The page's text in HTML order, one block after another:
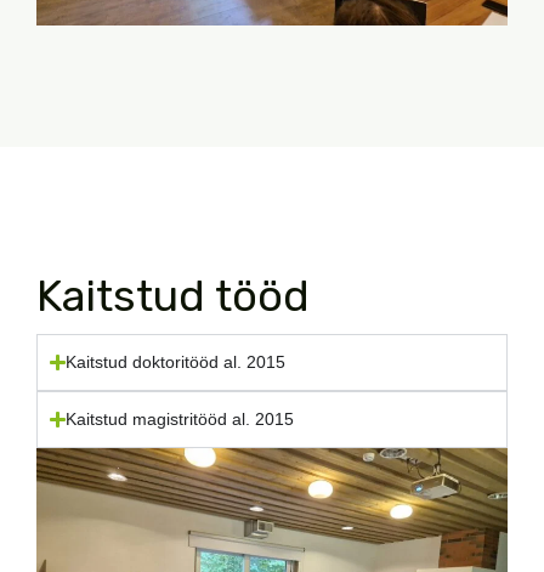
Kaitstud tööd
Kaitstud doktoritööd al. 2015
Kaitstud magistritööd al. 2015